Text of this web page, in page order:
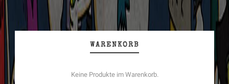
WARENKORB
Keine Produkte im Warenkorb.